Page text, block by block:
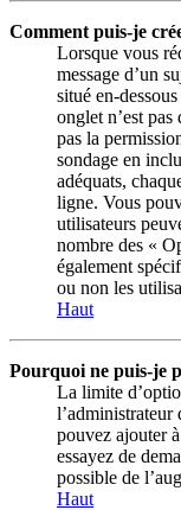
Comment puis-je
Lorsque vous
message d’un
situé en-
onglet n’est
pas la
sondage en
adéquats,
ligne. Vous
utilisateurs
nombre des «
également
ou non les
Haut
Pourquoi ne puis-je
La limite
l’administrateur
pouvez ajouter
essayez de
possible de
Haut